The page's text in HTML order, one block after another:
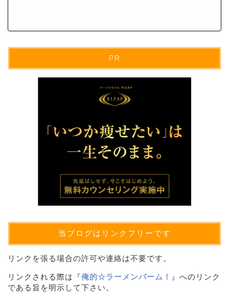
PR
当ブログはリンクフリーです
リンクを張る場合の許可や連絡は不要です。
リンクされる際は『俺的☆ラーメンバーム！ 』へのリンク
である旨を明示して下さい。